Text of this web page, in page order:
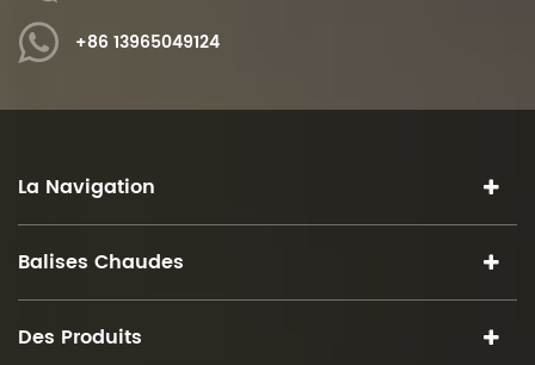
+86 13965049124
La Navigation
Balises Chaudes
Des Produits